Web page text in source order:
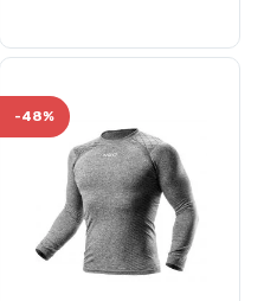
-48%